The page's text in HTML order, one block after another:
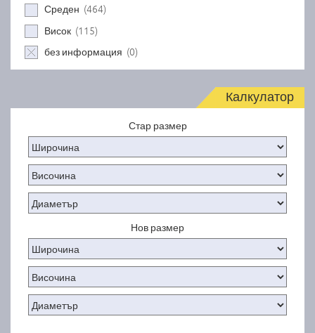
Среден (464)
Висок (115)
без информация (0)
Калкулатор
Стар размер
Нов размер